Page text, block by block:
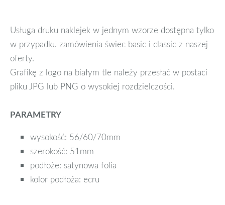
Usługa druku naklejek w jednym wzorze dostępna tylko
w przypadku zamówienia świec basic i classic z naszej
oferty.
Grafikę z logo na białym tle należy przesłać w postaci
pliku JPG lub PNG o wysokiej rozdzielczości.
PARAMETRY
wysokość: 56/60/70mm
szerokość: 51mm
podłoże: satynowa folia
kolor podłoża: ecru